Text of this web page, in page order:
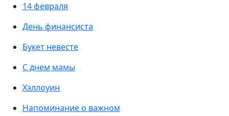
14 февраля
День финансиста
Букет невесте
С днем мамы
Хэллоуин
Напоминание о важном